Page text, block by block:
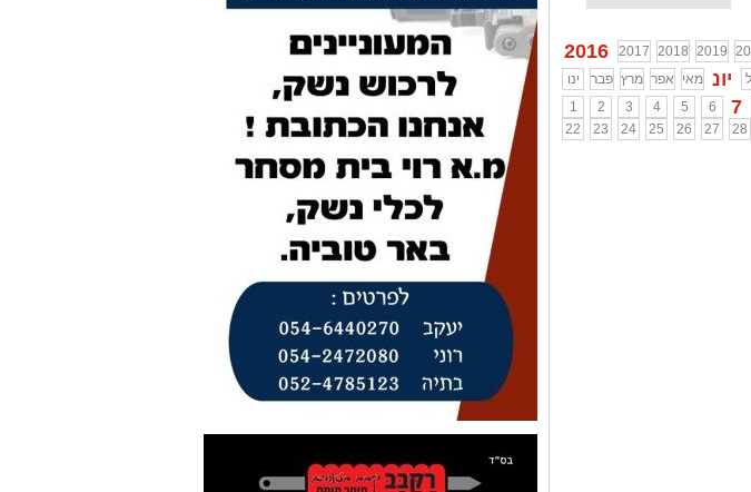
2016 2017 2018 2019
ינו
פבר מרץ אפר מאי יונ
1
2 3 4 5 6 7
22
23 24 25 26 27 28